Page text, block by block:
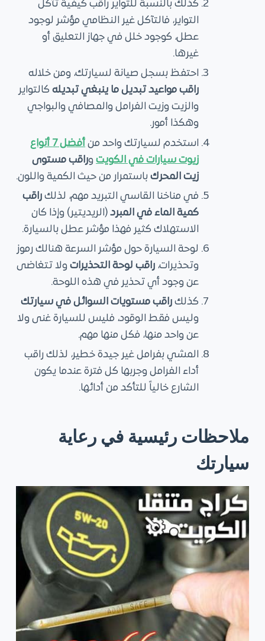
كذلك بالنسبة للتواير راقب كيفية تآكل
التواير، فالتآكل غير النظامي مؤشر لوجود
عطل، كوجود خلل في جهاز التعليق أو
غيرها.
احتفظ بسجل صيانة لسيارتك، ومن خلاله
راقب مواعيد تبديل ما ينبغي تبديلهكالتواير
والزيت وزيت الفرامل والمصافي والبواجي
وهكذا أمور.
استخدم لسيارتك واحد من
أفضل 7 أنواع
زيوت سيارات في الكويتوراقب مستوى
زيت المحركباستمرار من حيث الكمية واللون.
في مناخنا القاسي التبريد مهم، لذلك راقب
كمية الماء في المبرد(الريديتير) وإذا كان
الاستهلاك كثير فهذا مؤشر عطل بالسيارة.
لوحة السيارة حول مؤشر السرعة هنالك رموز
وتحذيرات، راقب لوحة التحذيراتولا تتغاضى
عن وجود أي تحذير في هذه اللوحة.
كذلك راقب مستويات السوائل في سيارتك
وليس فقط الوقود، فليس للسيارة غنى ولا
عن واحد منها، فكل منها مهم.
المشي بفرامل غير جيدة خطير، لذلك راقب
أداء الفرامل وجربها كل فترة عندما يكون
الشارع خالياً للتأكد من أدائها.
ملاحظات رئيسية في رعاية
سيارتك